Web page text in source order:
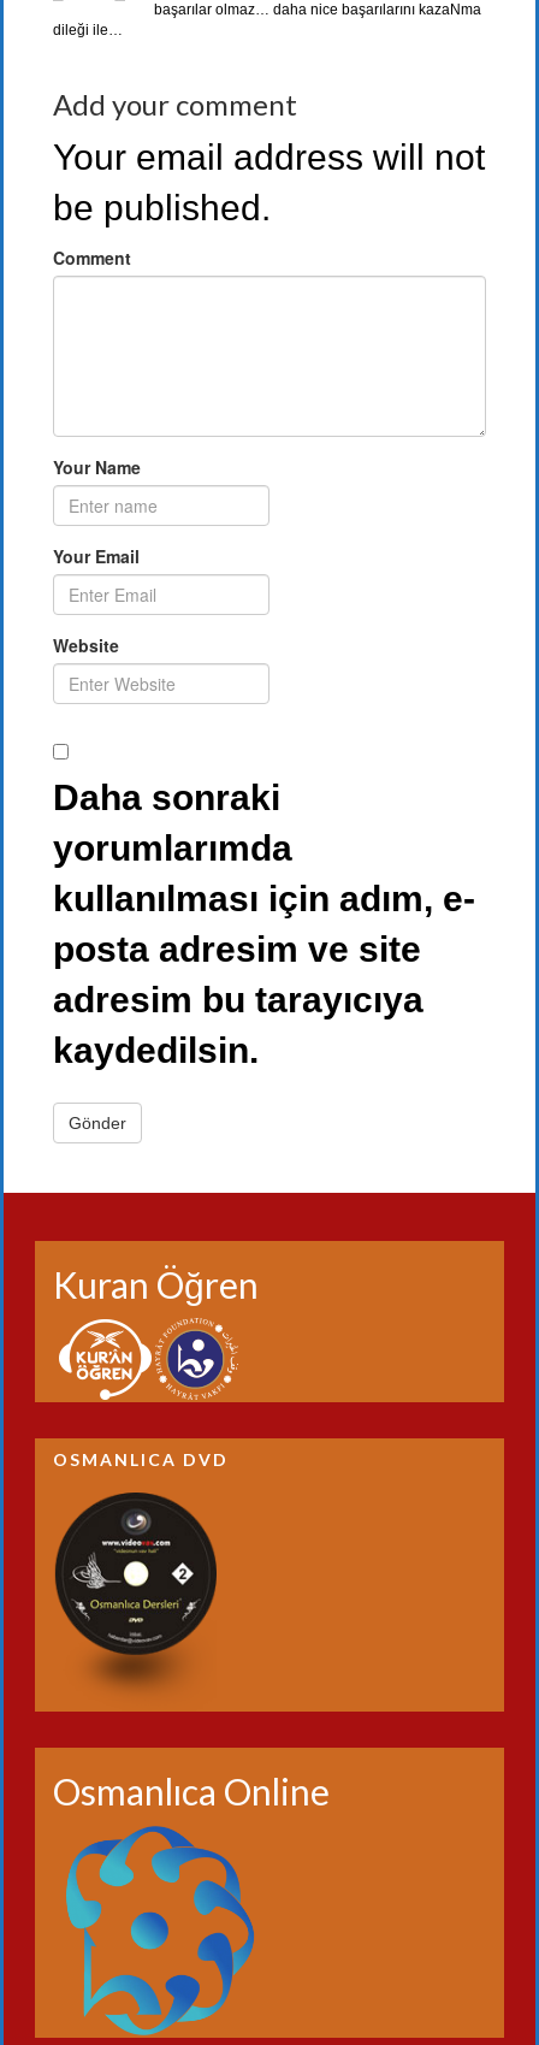
başarılar olmaz… daha nice başarılarını kazaNma
dileği ile…
Add your comment
Your email address will not
be published.
Comment
Your Name
Your Email
Website
Daha sonraki
yorumlarımda
kullanılması için adım, e-
posta adresim ve site
adresim bu tarayıcıya
kaydedilsin.
Kuran Öğren
OSMANLICA DVD
Osmanlıca Online